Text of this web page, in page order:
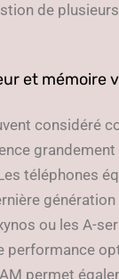
de
et mémoire
considéré
téléphones
ou les A-
performance
permet